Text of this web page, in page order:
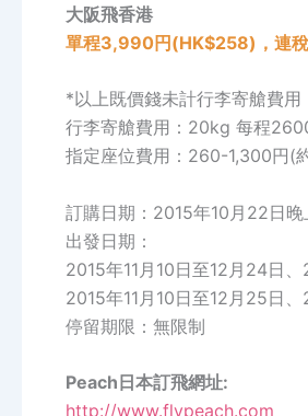
大阪飛香港
單程3,990円(HK$258)，連
*以上既價錢未計行李寄艙費用
行李寄艙費用：20kg 每程
指定座位費用：260-1,300円(
訂購日期：2015年10月22日晚
出發日期：
2015年11月10日至12月24日
2015年11月10日至12月25日
停留期限：無限制
Peach日本訂飛網址:
http://www.flypeach.com